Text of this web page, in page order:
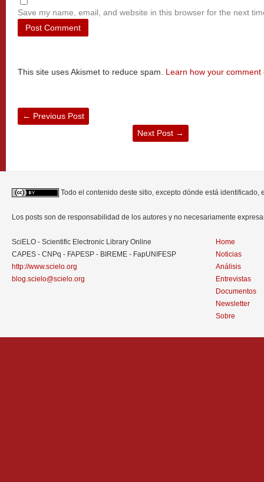
Save my name, email, and website in this browser for the next
This site uses Akismet to reduce spam. Learn how your
← Previous Post
Next Post →
Todo el contenido deste sitio, excepto dónde está identificado,
Los posts son de responsabilidad de los autores y no necesariamente
SciELO - Scientific Electronic Library Online
CAPES - CNPq - FAPESP - BIREME - FapUNIFESP
http://www.scielo.org
blog.scielo@scielo.org
Home
Noticias
Análisis
Entrevistas
Documentos
Newsletter
Sobre